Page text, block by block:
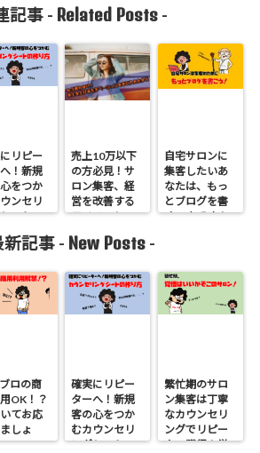
記事 - Related Posts-
リピー
！新規
をつか
ンセリ
ートの
売上10万以下
の方必見！サ
ロン集客、経
営を改善する
モチベーショ
自宅サロンに
集客したいあ
なたは、もっ
とブログを書
くべきです！
新記事 - New Posts -
ロの商
OK！？
てお応
しょ
確実にリピー
ターへ！新規
客の心をつか
むカウンセリ
ングシートの
繁忙期のサロ
ン集客は丁寧
なカウンセリ
ングでリピー
ター獲得！覚